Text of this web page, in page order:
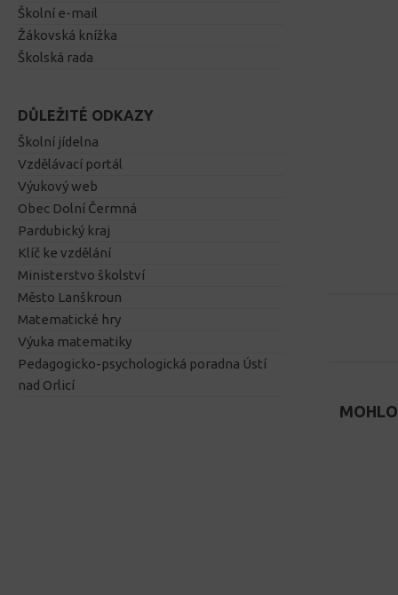
Školní e-mail
Žákovská knížka
Školská rada
DŮLEŽITÉ ODKAZY
Školní jídelna
Vzdělávací portál
Výukový web
Obec Dolní Čermná
Pardubický kraj
Klíč ke vzdělání
Ministerstvo školství
Město Lanškroun
Matematické hry
Výuka matematiky
Pedagogicko-psychologická poradna Ústí
nad Orlicí